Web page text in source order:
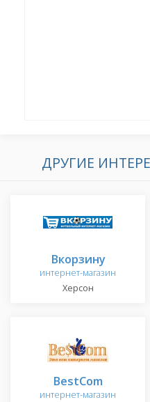
ДРУГИЕ
Вкорзину
интернет-магазин
Херсон
BestCom
интернет-магазин